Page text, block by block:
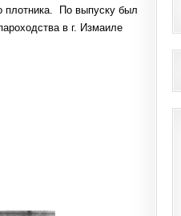
плотника. По выпуску был
в г. Измаиле